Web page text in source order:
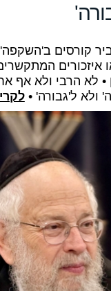
קורסים
איזכורים
• לא הרבי ולא אף
ולא ל'גבורה' •